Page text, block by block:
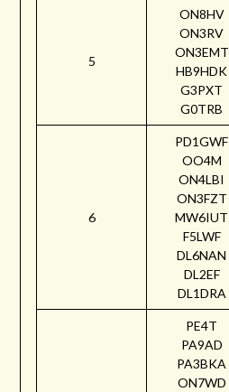
5
ON8HV
ON3RV
ON3EMT
HB9HDK
G3PXT
G0TRB
6
PD1GWF
OO4M
ON4LBI
ON3FZT
MW6IUT
F5LWF
DL6NAN
DL2EF
DL1DRA
PE4T
PA9AD
PA3BKA
ON7WD